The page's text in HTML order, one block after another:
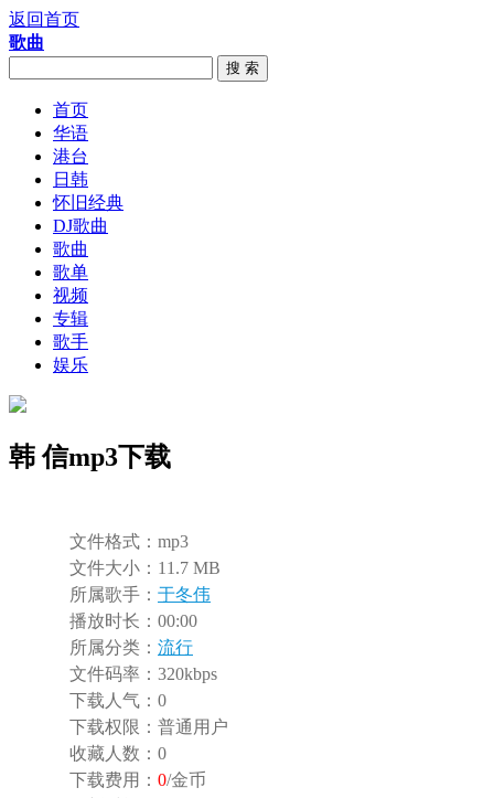
返回首页
歌曲
搜 索
首页
华语
港台
日韩
怀旧经典
DJ歌曲
歌曲
歌单
视频
专辑
歌手
娱乐
韩 信mp3下载
文件格式： mp3
文件大小： 11.7 MB
所属歌手： 于冬伟
播放时长： 00:00
所属分类： 流行
文件码率： 320kbps
下载人气： 0
下载权限： 普通用户
收藏人数： 0
下载费用： 0/金币